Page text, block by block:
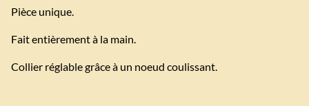
Pièce unique.
Fait entièrement à la main.
Collier réglable grâce à un noeud coulissant.